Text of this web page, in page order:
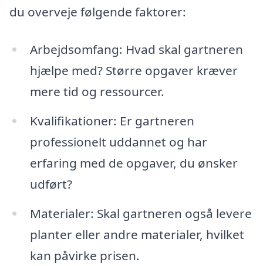
du overveje følgende faktorer:
Arbejdsomfang: Hvad skal gartneren
hjælpe med? Større opgaver kræver
mere tid og ressourcer.
Kvalifikationer: Er gartneren
professionelt uddannet og har
erfaring med de opgaver, du ønsker
udført?
Materialer: Skal gartneren også levere
planter eller andre materialer, hvilket
kan påvirke prisen.